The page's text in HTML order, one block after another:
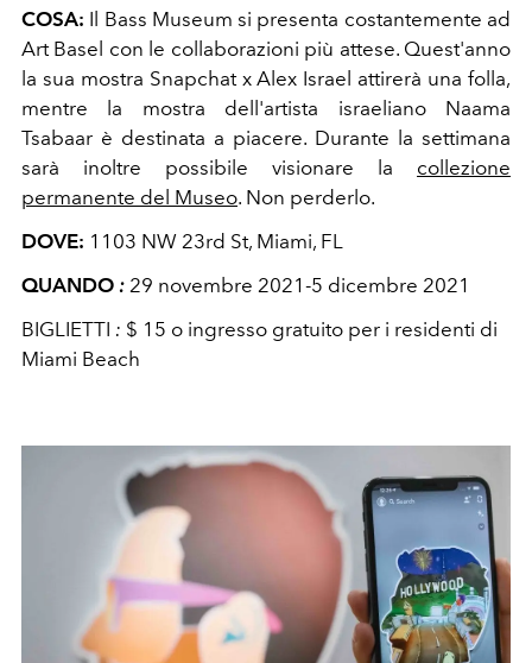
COSA: Il Bass Museum si presenta costantemente ad
Art Basel con le collaborazioni più attese. Quest'anno
la sua mostra Snapchat x Alex Israel attirerà una folla,
mentre la mostra dell'artista israeliano Naama
Tsabaar è destinata a piacere. Durante la settimana
sarà inoltre possibile visionare la collezione
permanente del Museo. Non perderlo.
DOVE: 1103 NW 23rd St, Miami, FL
QUANDO : 29 novembre 2021-5 dicembre 2021
BIGLIETTI : $ 15 o ingresso gratuito per i residenti di
Miami Beach